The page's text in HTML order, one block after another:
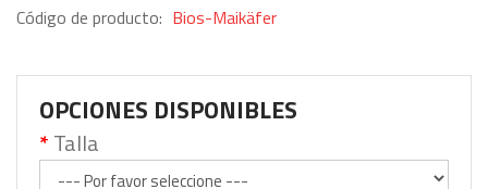
Código de producto: Bios-Maikäfer
OPCIONES DISPONIBLES
Talla